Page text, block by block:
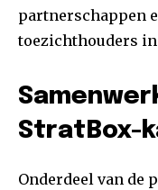
partnerschappen
toezichthouders
StratBox-
Onderdeel van de